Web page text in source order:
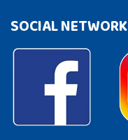
SOCIAL NETWORK